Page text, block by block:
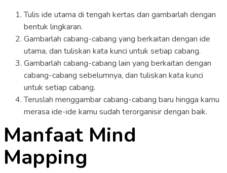
Tulis ide utama di tengah kertas dan gambarlah dengan
bentuk lingkaran.
Gambarlah cabang-cabang yang berkaitan dengan ide
utama, dan tuliskan kata kunci untuk setiap cabang.
Gambarlah cabang-cabang lain yang berkaitan dengan
cabang-cabang sebelumnya, dan tuliskan kata kunci
untuk setiap cabang.
Teruslah menggambar cabang-cabang baru hingga kamu
merasa ide-ide kamu sudah terorganisir dengan baik.
Manfaat Mind
Mapping